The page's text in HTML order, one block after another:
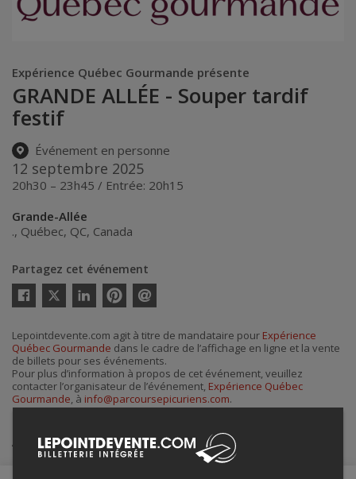
Expérience Québec Gourmande présente
GRANDE ALLÉE - Souper tardif
festif
Événement en personne
12 septembre 2025
20h30 – 23h45 / Entrée: 20h15
Grande-Allée
., Québec, QC, Canada
Partagez cet événement
Twitter
courriel
Lepointdevente.com agit à titre de mandataire pour Expérience
Québec Gourmande dans le cadre de l’affichage en ligne et la vente
de billets pour ses événements.
Pour plus d’information à propos de cet événement, veuillez
contacter l’organisateur de l’événement, Expérience Québec
Gourmande, à info@parcoursepicuriens.com.
Achat de billets